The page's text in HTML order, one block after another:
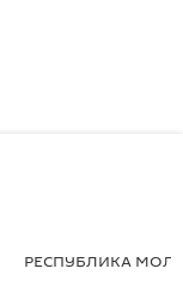
РЕСПУБЛИКА